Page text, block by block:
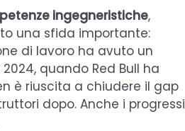
ingegneristiche,
una sfida importante:
di lavoro ha avuto un
quando Red Bull ha
è riuscita a chiudere il gap
dopo. Anche i progressi